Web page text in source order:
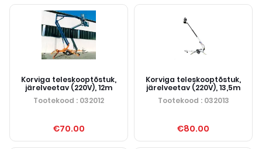
Korviga teleskooptõstuk,
järelveetav (220V), 12m
Tootekood : 032012
€70.00
Korviga teleskooptõstuk,
järelveetav (220V), 13,5m
Tootekood : 032013
€80.00